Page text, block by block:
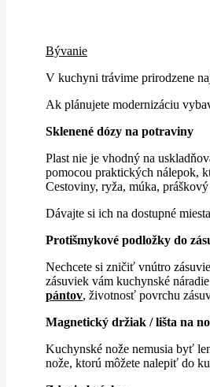
Bývanie
V kuchyni trávime prirodzene
Ak plánujete modernizáciu
Sklenené dózy na potraviny
Plast nie je vhodný na
pomocou praktických nálepok,
Cestoviny, ryža, múka,
Dávajte si ich na dostupné
Protišmykové podložky do
Nechcete si zničiť vnútro
zásuviek vám kuchynské
pántov, životnosť povrchu
Magnetický držiak / lišta na
Kuchynské nože nemusia byť
nože, ktorú môžete nalepiť do